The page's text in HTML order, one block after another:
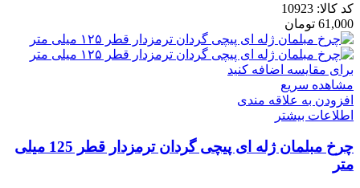
کد کالا: 10923
61,000 تومان
برای مقایسه اضافه کنید
مشاهده سریع
افزودن به علاقه مندی
اطلاعات بیشتر
چرخ مبلمان ژله ای پیچی گردان ترمزدار قطر 125 میلی
متر